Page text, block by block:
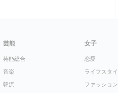
芸能
芸能総合
音楽
韓流
女子
恋愛
ライフスタ
ファッション